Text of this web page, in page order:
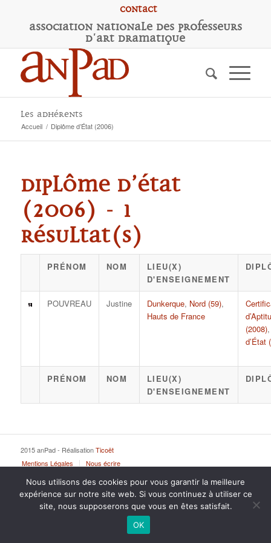
Contact
Association Nationale des Professeurs
d'Art Dramatique
Les adhérents
Accueil / Diplôme d’État (2006)
Diplôme d’État
(2006) - 1
résultat(s)
PRÉNOM NOM
LIEU(X)
D'ENSEIGNEMENT
POUVREAU Justine Dunkerque, Nord (59),
Hauts de France
(2008)
d’État
PRÉNOM NOM
LIEU(X)
D'ENSEIGNEMENT
2015 anPad - RéalisationTicoët
Mentions Légales
Nous écrire
Nous utilisons des cookies pour vous garantir la meilleure
expérience sur notre site web. Si vous continuez à utiliser ce
site, nous supposerons que vous en êtes satisfait.
OK